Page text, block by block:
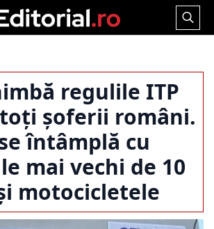
Search
regulile ITP
șoferii români.
întâmplă cu
mai vechi de 10
motocicletele